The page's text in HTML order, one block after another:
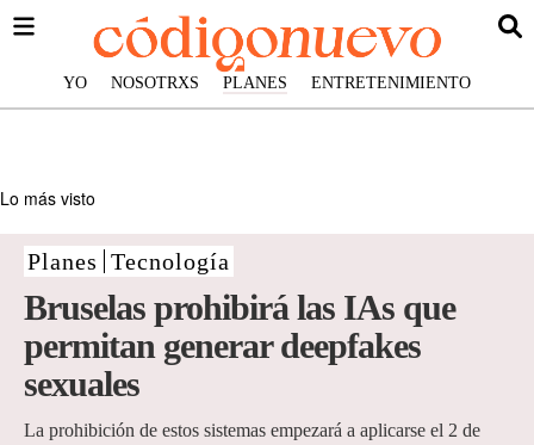
YO NOSOTRXS PLANES ENTRETENIMIENTO
Lo más visto
Planes Tecnología
Bruselas prohibirá las IAs que
permitan generar deepfakes
sexuales
La prohibición de estos sistemas empezará a aplicarse el 2 de